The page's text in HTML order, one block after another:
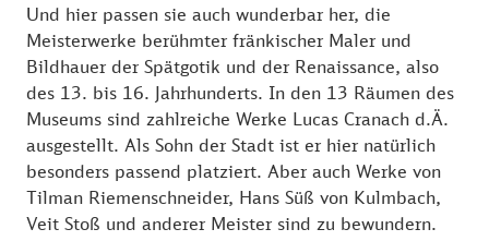
Und hier passen sie auch wunderbar her, die
Meisterwerke berühmter fränkischer Maler und
Bildhauer der Spätgotik und der Renaissance, also
des 13. bis 16. Jahrhunderts. In den 13 Räumen des
Museums sind zahlreiche Werke Lucas Cranach d.Ä.
ausgestellt. Als Sohn der Stadt ist er hier natürlich
besonders passend platziert. Aber auch Werke von
Tilman Riemenschneider, Hans Süß von Kulmbach,
Veit Stoß und anderer Meister sind zu bewundern.